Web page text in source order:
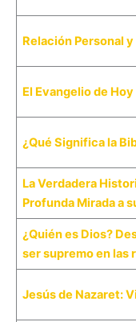
Relación Personal
El Evangelio de Hoy
¿Qué Significa la
La Verdadera
Profunda Mirada a
¿Quién es Dios?
ser supremo en las
Jesús de Nazaret: